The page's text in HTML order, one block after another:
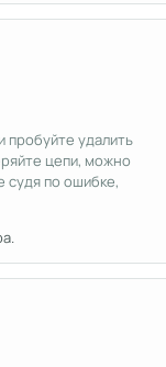
пробуйте удалить
цепи, можно
судя по ошибке,